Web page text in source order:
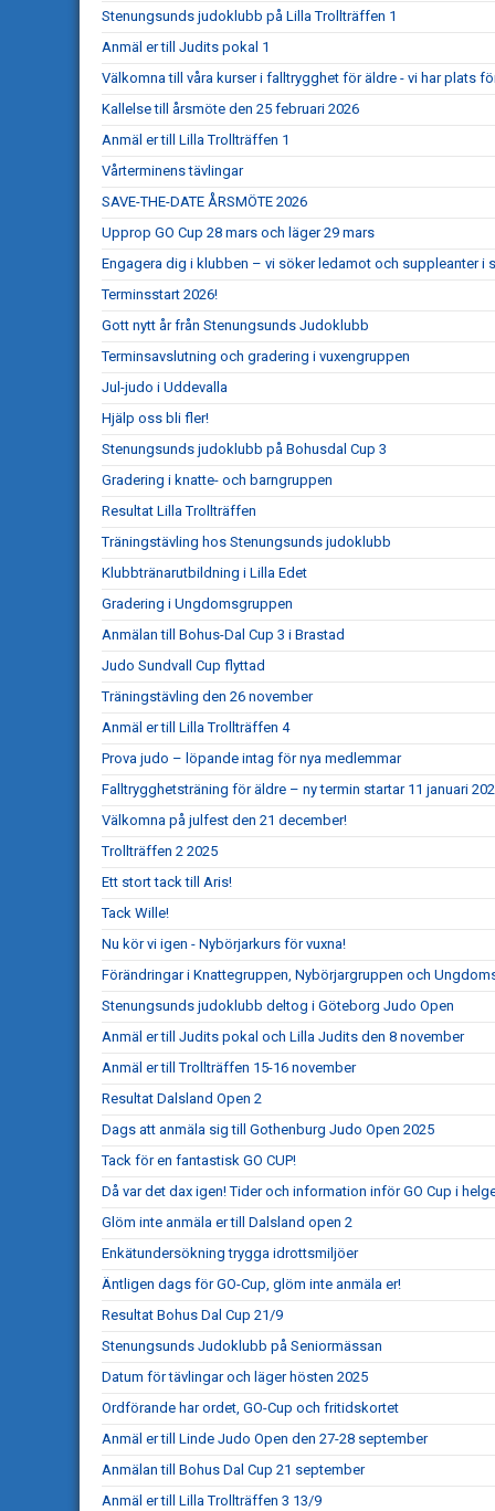
Stenungsunds judoklubb på Lilla Trollträffen 1
Anmäl er till Judits pokal 1
Välkomna till våra kurser i falltrygghet för äldre - vi har plats
Kallelse till årsmöte den 25 februari 2026
Anmäl er till Lilla Trollträffen 1
Vårterminens tävlingar
SAVE-THE-DATE ÅRSMÖTE 2026
Upprop GO Cup 28 mars och läger 29 mars
Engagera dig i klubben – vi söker ledamot och suppleanter i
Terminsstart 2026!
Gott nytt år från Stenungsunds Judoklubb
Terminsavslutning och gradering i vuxengruppen
Jul-judo i Uddevalla
Hjälp oss bli fler!
Stenungsunds judoklubb på Bohusdal Cup 3
Gradering i knatte- och barngruppen
Resultat Lilla Trollträffen
Träningstävling hos Stenungsunds judoklubb
Klubbtränarutbildning i Lilla Edet
Gradering i Ungdomsgruppen
Anmälan till Bohus-Dal Cup 3 i Brastad
Judo Sundvall Cup flyttad
Träningstävling den 26 november
Anmäl er till Lilla Trollträffen 4
Prova judo – löpande intag för nya medlemmar
Falltrygghetsträning för äldre – ny termin startar 11 januari
Välkomna på julfest den 21 december!
Trollträffen 2 2025
Ett stort tack till Aris!
Tack Wille!
Nu kör vi igen - Nybörjarkurs för vuxna!
Förändringar i Knattegruppen, Nybörjargruppen och
Stenungsunds judoklubb deltog i Göteborg Judo Open
Anmäl er till Judits pokal och Lilla Judits den 8 november
Anmäl er till Trollträffen 15-16 november
Resultat Dalsland Open 2
Dags att anmäla sig till Gothenburg Judo Open 2025
Tack för en fantastisk GO CUP!
Då var det dax igen! Tider och information inför GO Cup i
Glöm inte anmäla er till Dalsland open 2
Enkätundersökning trygga idrottsmiljöer
Äntligen dags för GO-Cup, glöm inte anmäla er!
Resultat Bohus Dal Cup 21/9
Stenungsunds Judoklubb på Seniormässan
Datum för tävlingar och läger hösten 2025
Ordförande har ordet, GO-Cup och fritidskortet
Anmäl er till Linde Judo Open den 27-28 september
Anmälan till Bohus Dal Cup 21 september
Anmäl er till Lilla Trollträffen 3 13/9